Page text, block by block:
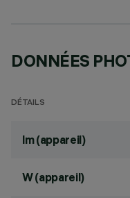
DONNÉES
DÉTAILS
lm (appareil)
W (appareil)